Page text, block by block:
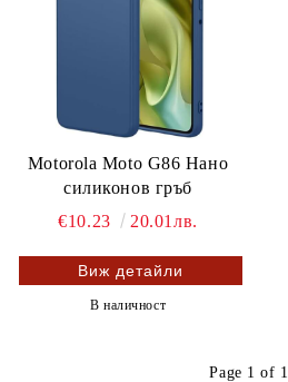
Motorola Moto G86 Нано
силиконов гръб
€10.23
20.01лв.
Виж детайли
В наличност
Page 1 of 1